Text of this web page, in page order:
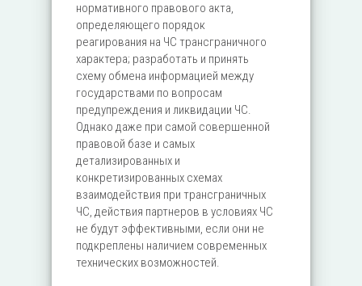
нормативного правового акта,
определяющего порядок
реагирования на ЧС трансграничного
характера; разработать и принять
схему обмена информацией между
государствами по вопросам
предупреждения и ликвидации ЧС.
Однако даже при самой совершенной
правовой базе и самых
детализированных и
конкретизированных схемах
взаимодействия при трансграничных
ЧС, действия партнеров в условиях ЧС
не будут эффективными, если они не
подкреплены наличием современных
технических возможностей.